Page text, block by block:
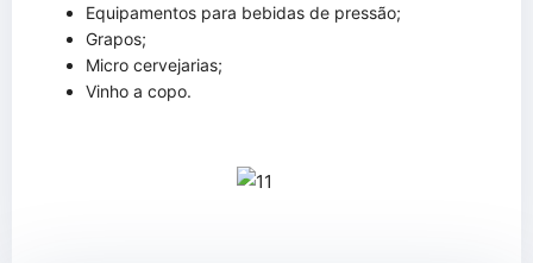
Equipamentos para bebidas de pressão;
Grapos;
Micro cervejarias;
Vinho a copo.